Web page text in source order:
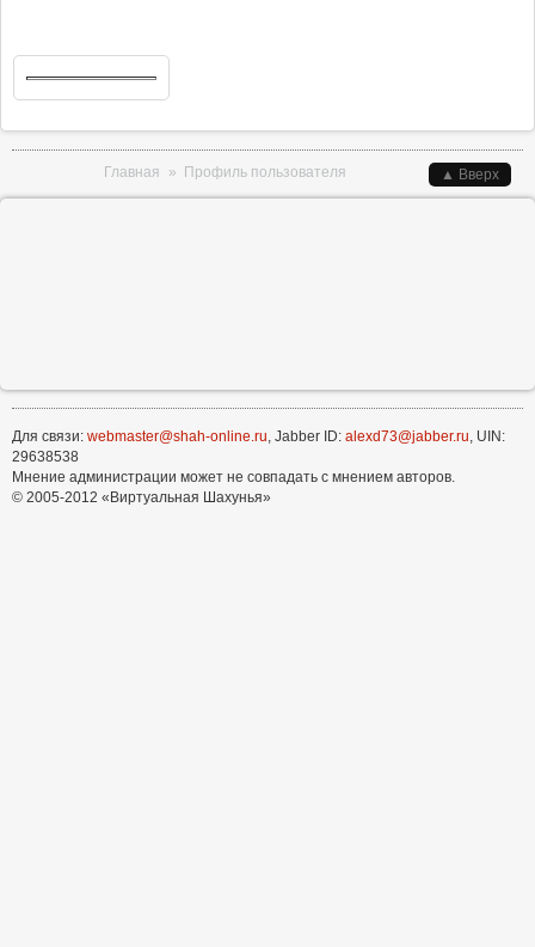
Главная » Профиль пользователя ▲ Вверх
Для связи: webmaster@shah-online.ru, Jabber ID: alexd73@jabber.ru, UIN:
29638538
Мнение администрации может не совпадать с мнением авторов.
© 2005-2012 «Виртуальная Шахунья»